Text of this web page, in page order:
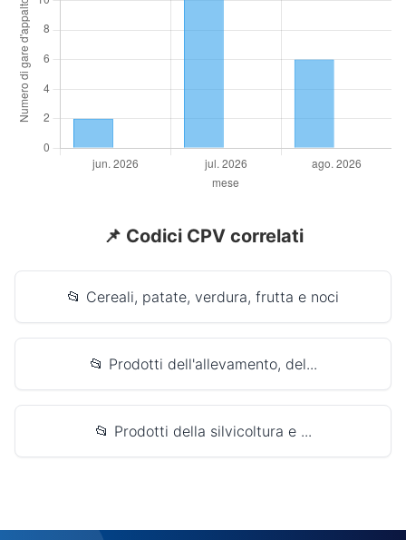
📌 Codici CPV correlati
📂 Cereali, patate, verdura, frutta e noci
📂 Prodotti dell'allevamento, del...
📂 Prodotti della silvicoltura e ...